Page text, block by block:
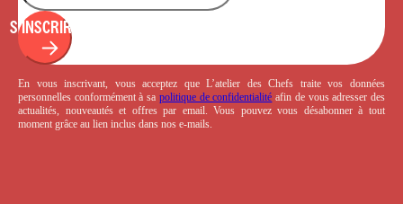
S'INSCRIRE
En vous inscrivant, vous acceptez que L’atelier des Chefs traite vos données
personnelles conformément à sa politique de confidentialité afin de vous adresser des
actualités, nouveautés et offres par email. Vous pouvez vous désabonner à tout
moment grâce au lien inclus dans nos e-mails.